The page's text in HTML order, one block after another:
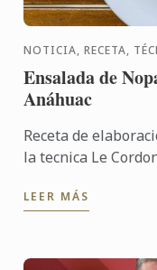
NOTICIA, RECETA,
Ensalada de
Anáhuac
Receta de
la tecnica Le
LEER MÁS